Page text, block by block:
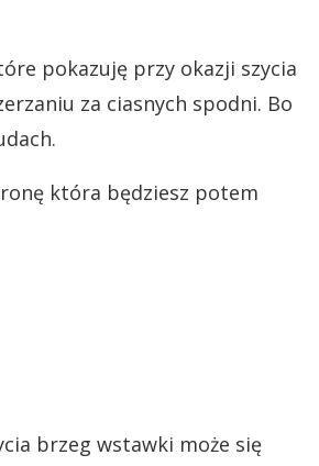
pokazuję przy okazji szycia
za ciasnych spodni. Bo
która będziesz potem
brzeg wstawki może się